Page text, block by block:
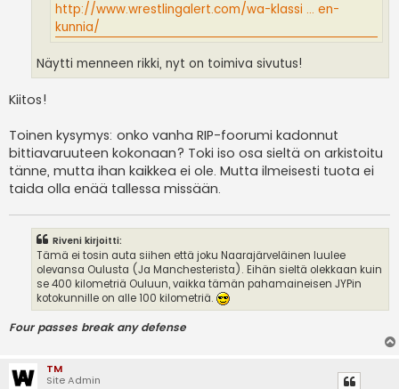
http://www.wrestlingalert.com/wa-klassi ... en-
kunnia/
Näytti menneen rikki, nyt on toimiva sivutus!
Kiitos!
Toinen kysymys: onko vanha RIP-foorumi kadonnut
bittiavaruuteen kokonaan? Toki iso osa sieltä on arkistoitu
tänne, mutta ihan kaikkea ei ole. Mutta ilmeisesti tuota ei
taida olla enää tallessa missään.
Riveni kirjoitti:
Tämä ei tosin auta siihen että joku Naarajärveläinen luulee
olevansa Oulusta (Ja Manchesterista). Eihän sieltä olekkaan kuin
se 400 kilometriä Ouluun, vaikka tämän pahamaineisen JYPin
kotokunnille on alle 100 kilometriä.
Four passes break any defense
TM
Site Admin